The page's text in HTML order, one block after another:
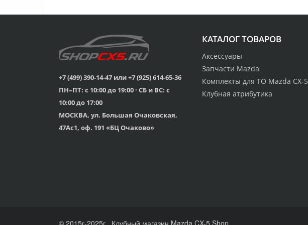
КАТАЛОГ ТОВАРОВ
Аксессуары
Запчасти Mazda
Комплекты для ТО Mazda CX-5
Клубная атрибутика
+7 (499) 390-14-47 или +7 (925) 614-65-36
ПН–ПТ: с 10:00 до 19:00 · СБ и ВС: с
10:00 до 17:00
МОСКВА, ул. Большая Очаковская,
47Ас1, оф. 191 «БЦ Очаково»